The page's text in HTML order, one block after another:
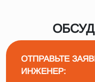
ОТПРАВЬТЕ
ИНЖЕНЕР: